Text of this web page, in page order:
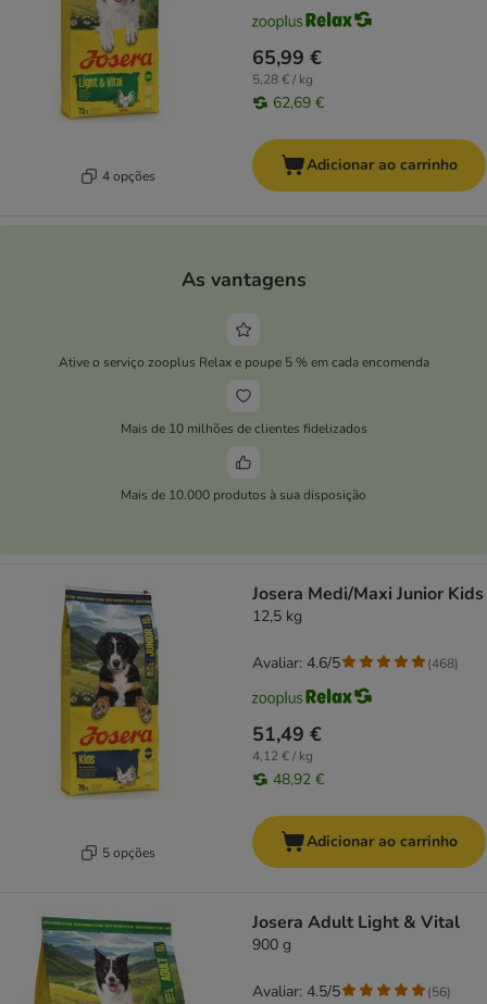
4 opções
65,99 €
5,28 € / kg
62,69 €
Adicionar ao carrinho
As vantagens
Ative o serviço zooplus Relax e poupe 5 % em cada encomenda
Mais de 10 milhões de clientes fidelizados
Mais de 10.000 produtos à sua disposição
5 opções
Josera Medi/Maxi Junior Kids
12,5 kg
51,49 €
4,12 € / kg
48,92 €
Avaliar: 4.6/5 (468)
Adicionar ao carrinho
Josera Adult Light & Vital
900 g
Avaliar: 4.5/5 (56)